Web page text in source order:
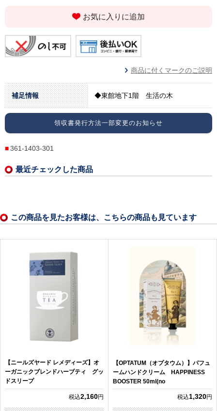
お気に入りに追加
商品に付くマークのご説明
補足情報 ◆東館地下1階 生活の木
領収書発行方法一部変更のお知らせ
361-1403-301
最近チェックした商品
この商品を見たお客様は、こちらの商品も見ています
【ニールズヤード レメディーズ】オ
ーガニックブレンドハーブティ グッ
ドスリープ
税込2,160円
【OPTATUM（オプタウム）】パフュ
ームハンドクリーム HAPPINESS
BOOSTER 50ml(no
税込1,320円